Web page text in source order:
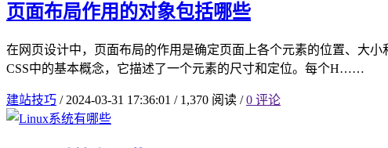
页面布局作用的对象包括哪些
在网页设计中，页面布局的作用是确定页面上各个元素的位置、大
CSS中的基本概念，它描述了一个元素的尺寸和定位。每个H……
建站技巧 /2024-03-31 17:36:01 /1,370 阅读 / 0 评论